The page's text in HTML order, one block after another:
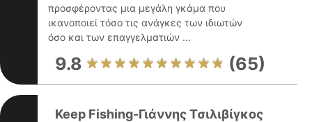
προσφέροντας μια μεγάλη γκάμα που
ικανοποιεί τόσο τις ανάγκες των ιδιωτών
όσο και των επαγγελματιών ...
9.8 (65)
Keep Fishing-Γιάννης Τσιλιβίγκος